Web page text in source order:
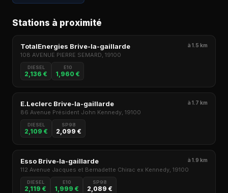
Stations à proximité
TotalEnergies Brive-la-gaillarde à 1.5 km
108 AVENUE PIERRE SEMARD, 19100
DIESEL
2,136 €
E10
1,960 €
E.Leclerc Brive-la-gaillarde à 1.7 km
86 Avenue Président John Kennedy, 19100
DIESEL
2,109 €
SP98
2,099 €
Esso Brive-la-gaillarde à 1.9 km
112 Avenue Jacques et Bernadette Chirac ex Kennedy, 19100
DIESEL
2,119 €
E10
1,999 €
SP98
2,089 €